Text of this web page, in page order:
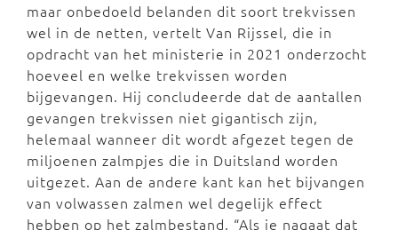
maar onbedoeld belanden dit soort trekvissen
wel in de netten, vertelt Van Rijssel, die in
opdracht van het ministerie in 2021 onderzocht
hoeveel en welke trekvissen worden
bijgevangen. Hij concludeerde dat de aantallen
gevangen trekvissen niet gigantisch zijn,
helemaal wanneer dit wordt afgezet tegen de
miljoenen zalmpjes die in Duitsland worden
uitgezet. Aan de andere kant kan het bijvangen
van volwassen zalmen wel degelijk effect
hebben op het zalmbestand. “Als je nagaat dat